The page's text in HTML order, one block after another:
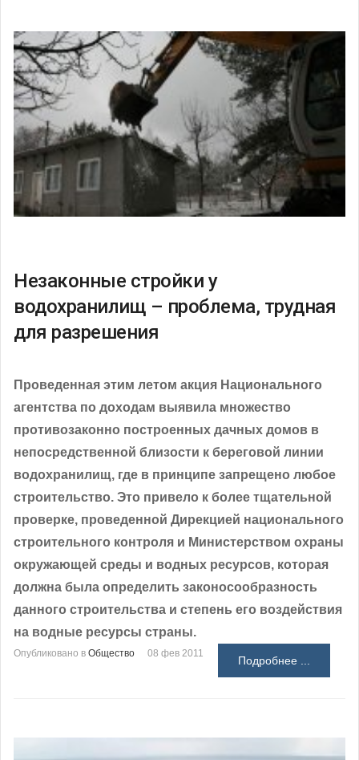
Незаконные стройки у
водохранилищ – проблема, трудная
для разрешения
Проведенная этим летом акция Национального
агентства по доходам выявила множество
противозаконно построенных дачных домов в
непосредственной близости к береговой линии
водохранилищ, где в принципе запрещено любое
строительство. Это привело к более тщательной
проверке, проведенной Дирекцией национального
строительного контроля и Министерством охраны
окружающей среды и водных ресурсов, которая
должна была определить законосообразность
данного строительства и степень его воздействия
на водные ресурсы страны.
Опубликовано в Общество 08 фев 2011
Подробнее ...